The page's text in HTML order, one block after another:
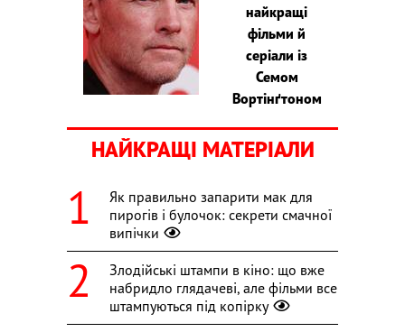
найкращі
фільми й
серіали із
Семом
Вортінґтоном
НАЙКРАЩІ МАТЕРІАЛИ
Як правильно запарити мак для
пирогів і булочок: секрети смачної
випічки
Злодійські штампи в кіно: що вже
набридло глядачеві, але фільми все
штампуються під копірку